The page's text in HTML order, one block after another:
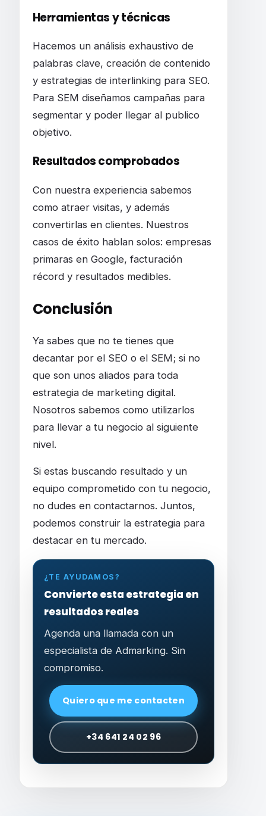
Herramientas y técnicas
Hacemos un análisis exhaustivo de
palabras clave, creación de contenido
y estrategias de interlinking para SEO.
Para SEM diseñamos campañas para
segmentar y poder llegar al publico
objetivo.
Resultados comprobados
Con nuestra experiencia sabemos
como atraer visitas, y además
convertirlas en clientes. Nuestros
casos de éxito hablan solos: empresas
primaras en Google, facturación
récord y resultados medibles.
Conclusión
Ya sabes que no te tienes que
decantar por el SEO o el SEM; si no
que son unos aliados para toda
estrategia de marketing digital.
Nosotros sabemos como utilizarlos
para llevar a tu negocio al siguiente
nivel.
Si estas buscando resultado y un
equipo comprometido con tu negocio,
no dudes en contactarnos. Juntos,
podemos construir la estrategia para
destacar en tu mercado.
¿TE AYUDAMOS?
Convierte esta estrategia en
resultados reales
Agenda una llamada con un
especialista de Admarking. Sin
compromiso.
Quiero que me contacten
+34 641 24 02 96